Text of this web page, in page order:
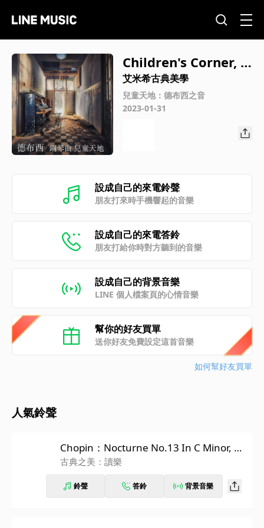
Children's Corner, L.
113: IV. The Snow is
Dancing
艾米希古典美學
兒童天地：德布西之音
2023-01-31
設成自己的來電鈴聲
朋友打來時手機響起的音樂
設成自己的來電答鈴
朋友打給你時對方聽到的音樂
設成自己的背景音樂
LINE 個人檔案頁的心情音樂
幫你的好友買單
送你好友免費設定這首音樂
如何幫好友買單
人氣鈴聲
Chopin：Nocturne No.13 In C Minor, O
p.48 No.1
古典之美：讀樂
鈴聲 答鈴 背景音樂